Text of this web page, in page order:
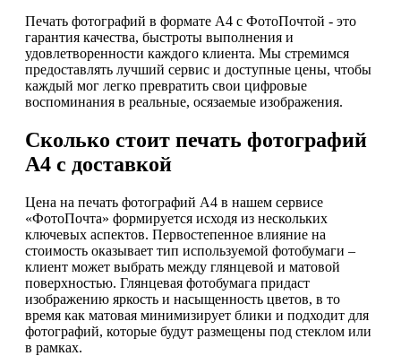
Печать фотографий в формате А4 с ФотоПочтой - это
гарантия качества, быстроты выполнения и
удовлетворенности каждого клиента. Мы стремимся
предоставлять лучший сервис и доступные цены, чтобы
каждый мог легко превратить свои цифровые
воспоминания в реальные, осязаемые изображения.
Сколько стоит печать фотографий
А4 с доставкой
Цена на печать фотографий А4 в нашем сервисе
«ФотоПочта» формируется исходя из нескольких
ключевых аспектов. Первостепенное влияние на
стоимость оказывает тип используемой фотобумаги –
клиент может выбрать между глянцевой и матовой
поверхностью. Глянцевая фотобумага придаст
изображению яркость и насыщенность цветов, в то
время как матовая минимизирует блики и подходит для
фотографий, которые будут размещены под стеклом или
в рамках.